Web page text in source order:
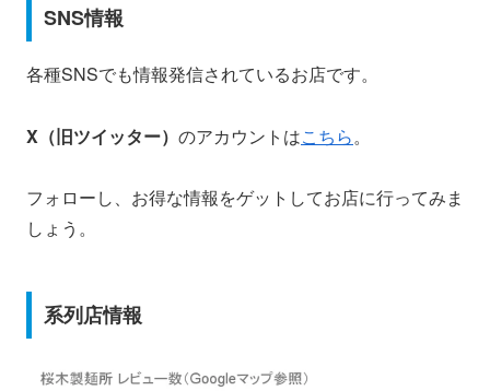
SNS情報
各種SNSでも情報発信されているお店です。
X（旧ツイッター） のアカウントはこちら。
フォローし、お得な情報をゲットしてお店に行ってみま
しょう。
系列店情報